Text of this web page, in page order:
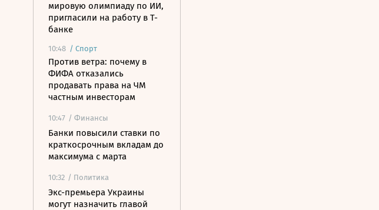
мировую олимпиаду по ИИ,
пригласили на работу в Т-
банке
10:48 / Спорт
Против ветра: почему в
ФИФА отказались
продавать права на ЧМ
частным инвесторам
10:47 / Финансы
Банки повысили ставки по
краткосрочным вкладам до
максимума с марта
10:32 / Политика
Экс-премьера Украины
могут назначить главой